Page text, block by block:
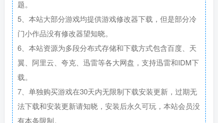
题。
5、本站大部分游戏均提供游戏修改器下载，但是部分冷
门小作品没有修改器望知晓。
6、本站资源为多段分布式存储和下载方式包含百度、天
翼、阿里云、夸克、迅雷等各大网盘，支持迅雷和IDM下
载。
7、单独购买游戏在30天内无限制下载安装更新，过期无
法下载和安装更新请知晓，安装后永久可玩，本站会员没
有本条限制。